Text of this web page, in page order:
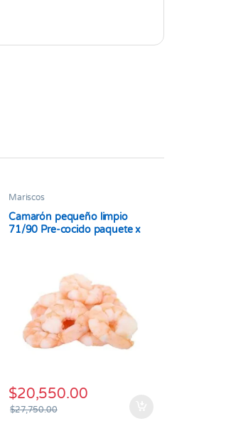
Mariscos
Camarón pequeño limpio
71/90 Pre-cocido paquete x
$20,550.00
$27,750.00